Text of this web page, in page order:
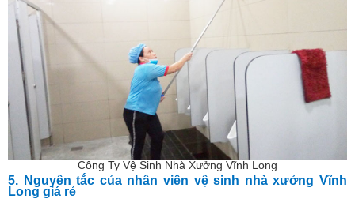
Công Ty Vệ Sinh Nhà Xưởng Vĩnh Long
5. Nguyên tắc của nhân viên vệ sinh nhà xưởng Vĩnh
Long giá rẻ